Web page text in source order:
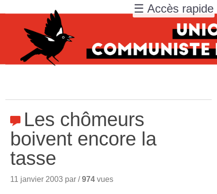
Les chômeurs
boivent encore la
tasse
11 janvier 2003 par /974 vues
☰ Accès rapide